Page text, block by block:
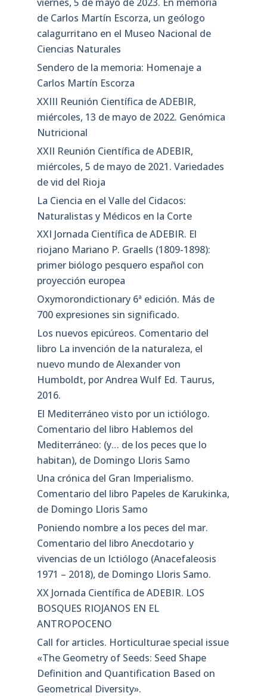
de Carlos Martín Escorza, un geólogo
calagurritano en el Museo Nacional de
Ciencias Naturales
Sendero de la memoria: Homenaje a
Carlos Martín Escorza
XXIII Reunión Científica de ADEBIR,
miércoles, 13 de mayo de 2022. Genómica
Nutricional
XXII Reunión Científica de ADEBIR,
miércoles, 5 de mayo de 2021. Variedades
de vid del Rioja
La Ciencia en el Valle del Cidacos:
Naturalistas y Médicos en la Corte
XXI Jornada Científica de ADEBIR. El
riojano Mariano P. Graells (1809-1898):
primer biólogo pesquero español con
proyección europea
Oxymorondictionary 6ª edición. Más de
700 expresiones sin significado.
Los nuevos epicúreos. Comentario del
libro La invención de la naturaleza, el
nuevo mundo de Alexander von
Humboldt, por Andrea Wulf Ed. Taurus,
2016.
El Mediterráneo visto por un ictiólogo.
Comentario del libro Hablemos del
Mediterráneo: (y… de los peces que lo
habitan), de Domingo Lloris Samo
Una crónica del Gran Imperialismo.
Comentario del libro Papeles de Karukinka,
de Domingo Lloris Samo
Poniendo nombre a los peces del mar.
Comentario del libro Anecdotario y
vivencias de un Ictiólogo (Anacefaleosis
1971 – 2018), de Domingo Lloris Samo.
XX Jornada Científica de ADEBIR. LOS
BOSQUES RIOJANOS EN EL
ANTROPOCENO
Call for articles. Horticulturae special issue
«The Geometry of Seeds: Seed Shape
Definition and Quantification Based on
Geometrical Diversity»​.